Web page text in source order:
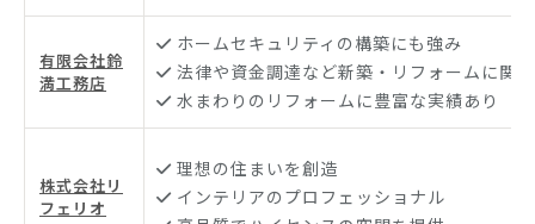
有限会社鈴
満工務店
ホームセキュリティの構築にも強み
法律や資金調達など新築・リフォームに関
水まわりのリフォームに豊富な実績あり
株式会社リ
フェリオ
理想の住まいを創造
インテリアのプロフェッショナル